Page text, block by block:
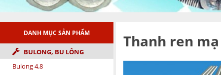
DANH MỤC SẢN PHẨM
BULONG, BU LÔNG
Bulong 4.8
Thanh ren